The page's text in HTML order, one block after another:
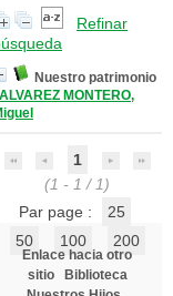
Refinar
Nuestro patrimonio
ALVAREZ MONTERO,
1
(1 - 1 / 1)
Par page :
25
50
100 200
Enlace hacia otro
sitio
Biblioteca